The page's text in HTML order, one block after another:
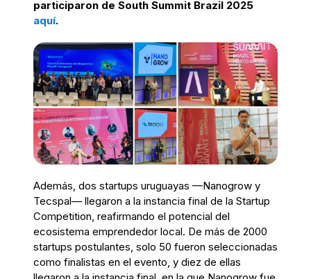
participaron de South Summit Brazil 2025
aquí.
Además, dos startups uruguayas —Nanogrow y
Tecspal— llegaron a la instancia final de la Startup
Competition, reafirmando el potencial del
ecosistema emprendedor local. De más de 2000
startups postulantes, solo 50 fueron seleccionadas
como finalistas en el evento, y diez de ellas